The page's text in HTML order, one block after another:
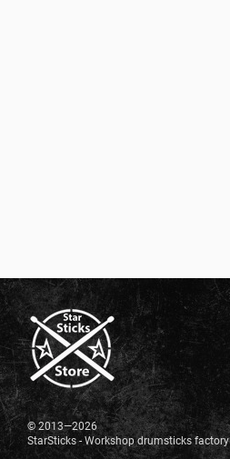
© 2013—2026
StarSticks - Workshop drumsticks factory